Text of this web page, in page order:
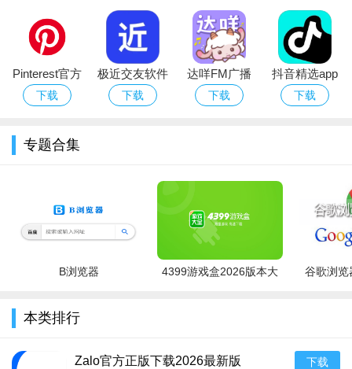
1.超小安装包,快速下载.几乎不占手机内存,浏览更省流量,运行
丝滑流畅.
2.明星入驻,达人齐聚,能歌善舞的小姐姐小哥哥,文武双全的才
艺大咖......有颜有才艺,有料又有趣.
看你想看的视频.
4.主播就在眼前,与你热力互动.直播间PK新玩法频出,即时对战
下载安装
官方下载2026
最新版
Pinterest官方
下载最新版本
下载
极近交友软件
官方下载2026
下载
达咩FM广播
剧官网免费下
下载
抖音精选app
官方下载2026
下载
专题合集
B浏览器
4399游戏盒2026版本大
谷歌浏览
本类排行
Zalo官方正版下载2026最新版
下载